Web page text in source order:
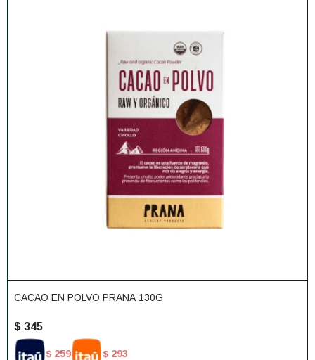
CACAO EN POLVO PRANA 130G
$ 345
$ 259 $ 293